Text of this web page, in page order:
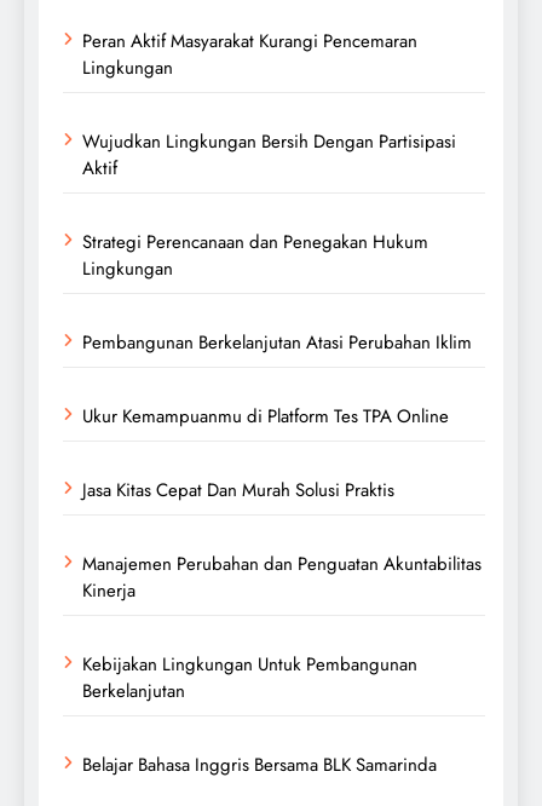
Peran Aktif Masyarakat Kurangi Pencemaran
Lingkungan
Wujudkan Lingkungan Bersih Dengan Partisipasi
Aktif
Strategi Perencanaan dan Penegakan Hukum
Lingkungan
Pembangunan Berkelanjutan Atasi Perubahan Iklim
Ukur Kemampuanmu di Platform Tes TPA Online
Jasa Kitas Cepat Dan Murah Solusi Praktis
Manajemen Perubahan dan Penguatan Akuntabilitas
Kinerja
Kebijakan Lingkungan Untuk Pembangunan
Berkelanjutan
Belajar Bahasa Inggris Bersama BLK Samarinda